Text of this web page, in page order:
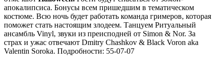
апокалипсиса. Бонусы всем пришедшим в тематическом
костюме. Всю ночь будет работать команда гримеров, которая
поможет стать настоящим злодеем. Танцуем Ритуальный
ансамбль Vinyl, звуки из преисподней от Simon & Nor. За
страх и ужас отвечают Dmitry Chashkov & Black Voron aka
Valentin Soroka. Подробности: 55-07-07